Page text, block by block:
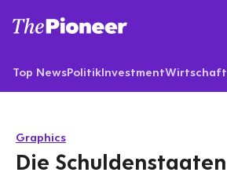
Top NewsPolitikInvestmentWirtschaft
Graphics
Die Schuldenstaaten